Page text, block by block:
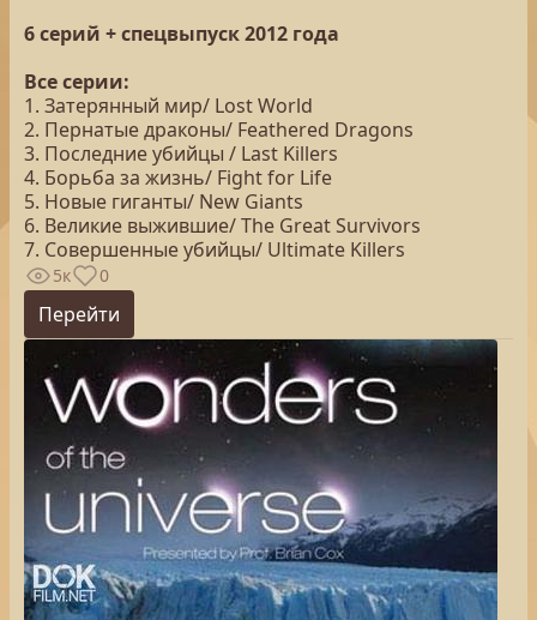
6 серий + спецвыпуск 2012 года
Все серии:
1. Затерянный мир/ Lost World
2. Пернатые драконы/ Feathered Dragons
3. Последние убийцы / Last Killers
4. Борьба за жизнь/ Fight for Life
5. Новые гиганты/ New Giants
6. Великие выжившие/ The Great Survivors
7. Совершенные убийцы/ Ultimate Killers
5к 0
Перейти